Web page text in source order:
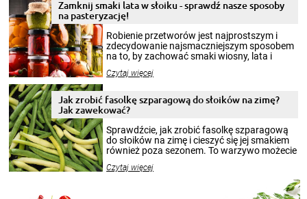
Zamknij smaki lata w słoiku - sprawdź nasze sposoby
na pasteryzację!
Robienie przetworów jest najprostszym i
zdecydowanie najsmaczniejszym sposobem
na to, by zachować smaki wiosny, lata i
krajobrazów, by cieszyć nimi oko w sezonie
pełni poczuć atmosferę cieplejszych
miesięcy. Przygotowanie słoików ze
patenty, które pozwolą zachować świeżość
przetworów.
Czytaj więcej
Jak zrobić fasolkę szparagową do słoików na zimę?
Jak zawekować?
Sprawdźcie, jak zrobić fasolkę szparagową
do słoików na zimę i cieszyć się jej smakiem
również poza sezonem. To warzywo możecie
nasze propozycje!
Czytaj więcej